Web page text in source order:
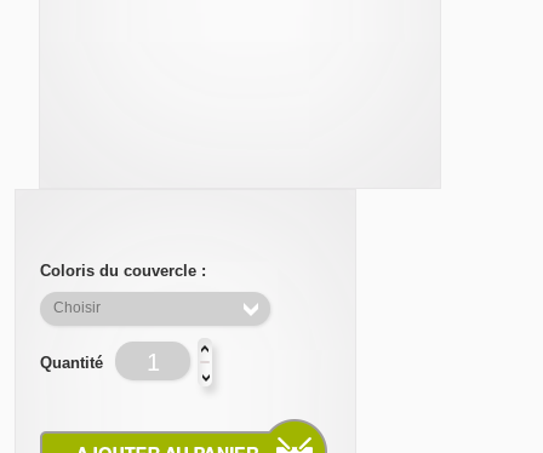
Coloris du couvercle :
Quantité